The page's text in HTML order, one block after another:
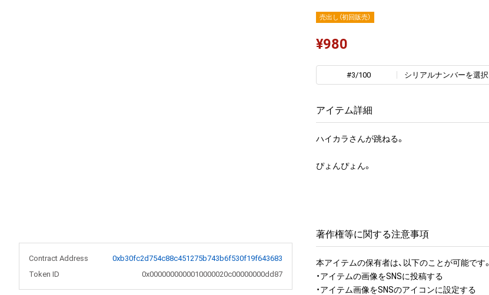
Contract Address
0xb30fc2d754c88c451275b743b6f530f19f643683
Token ID
0x0000000000010000020c00000000dd87
売出し（初回販売）
¥980
#3/100 シリアルナンバーを選択
アイテム詳細
ハイカラさんが跳ねる。
ぴょんぴょん。
著作権等に関する注意事項
本アイテムの保有者は、以下のことが可能です。
・アイテムの画像をSNSに投稿する
・アイテム画像をSNSのアイコンに設定する